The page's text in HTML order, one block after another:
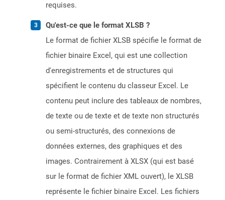
requises.
Qu'est-ce que le format XLSB ?
Le format de fichier XLSB spécifie le format de
fichier binaire Excel, qui est une collection
d'enregistrements et de structures qui
spécifient le contenu du classeur Excel. Le
contenu peut inclure des tableaux de nombres,
de texte ou de texte et de texte non structurés
ou semi-structurés, des connexions de
données externes, des graphiques et des
images. Contrairement à XLSX (qui est basé
sur le format de fichier XML ouvert), le XLSB
représente le fichier binaire Excel. Les fichiers